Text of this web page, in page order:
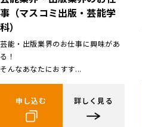
事（マスコミ出版・芸能学
科）
芸能・出版業界のお仕事に興味があ
る！
そんなあなたにおすす...
申し込む 詳しく見る